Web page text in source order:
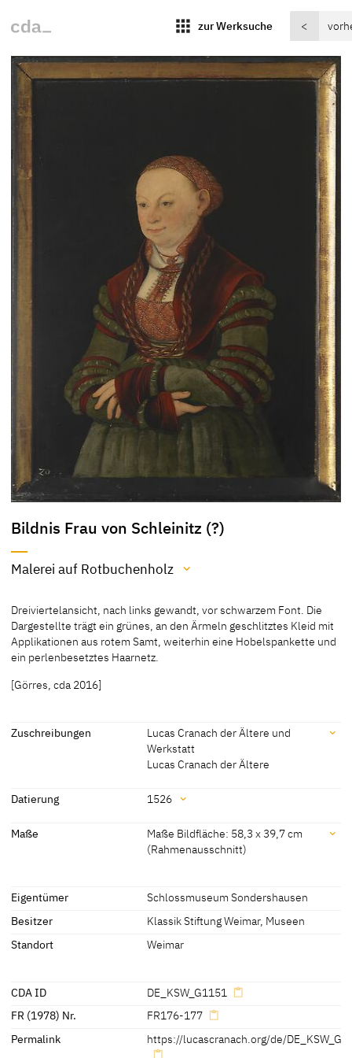
apps zur Werksuche <
Bildnis Frau von Schleinitz (?)
Malerei auf Rotbuchenholz
Malerei auf Rotbuchenholz
[Hoffmann, Cat. Weimar 1992, 35]
Dreiviertelansicht, nach links gewandt, vor schwarzem Font. Die
Dargestellte trägt ein grünes, an den Ärmeln geschlitztes Kleid mit
Applikationen aus rotem Samt, weiterhin eine Hobelspankette und
ein perlenbesetztes Haarnetz.
[Görres, cda 2016]
Zuschreibungen
Lucas Cranach der Ältere und
Werkstatt
Lucas Cranach der Ältere
Zuschreibungen
und Werkstatt
Lucas Cranach der Jüngere
[Parthey 1863, Bd. I, 707, Nos. 77, 78]
[1][Hoffmann, Cat. Weimar 1992, 35]
Datierung 1526
Datierung
[Gegenstück datiert]
Maße
Maße Bildfläche: 58,3 x 39,7 cm
(Rahmenausschnitt)
Maße Bildfläche: 58,3 x 39,7 cm (Rahmenausschnitt)
[Hoffmann, Cat. Weimar 1992, 35]
Eigentümer
Schlossmuseum Sondershausen
Besitzer
Klassik Stiftung Weimar, Museen
Standort
Weimar
CDA ID
DE_KSW_G1151
FR (1978) Nr.
FR176-177
Permalink
https://lucascranach.org/de/